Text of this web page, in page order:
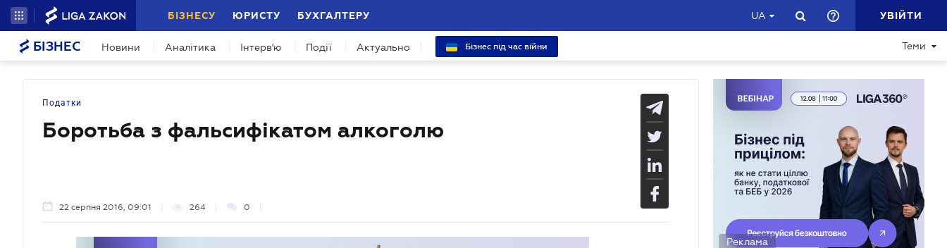
БІЗНЕСУ ЮРИСТУ БУХГАЛТЕРУ UA УВІЙТИ
БІЗНЕС Новини Аналітика Інтерв'ю Події Актуально Бізнес під час війни Теми
Податки
Боротьба з фальсифікатом алкоголю
22 серпня 2016, 09:01 264 0
Реклама